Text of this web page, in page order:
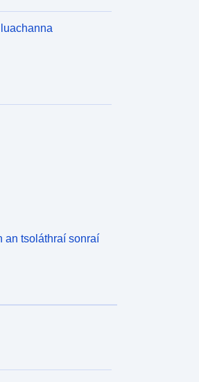
an tsoláthraí sonraí